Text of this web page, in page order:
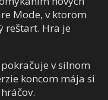
Mode, v ktorom
reštart. Hra je
v silnom
koncom mája si